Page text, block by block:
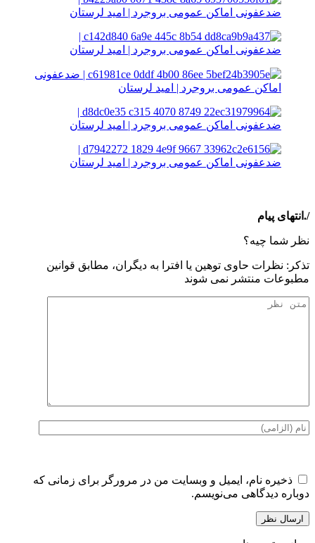
/.انتهای پیام
نظر شما چیه؟
تذكر: نظرات حاوی توهين يا افترا به ديگران، مطابق قوانين
مطبوعات منتشر نمی شوند
ذخیره نام، ایمیل و وبسایت من در مرورگر برای زمانی که
دوباره دیدگاهی می‌نویسم.